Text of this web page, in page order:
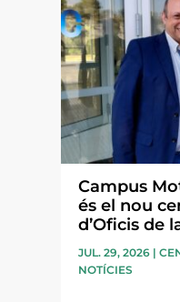
Campus
és el nou
d’Oficis de
JUL. 29, 2026 |
NOTÍCIES